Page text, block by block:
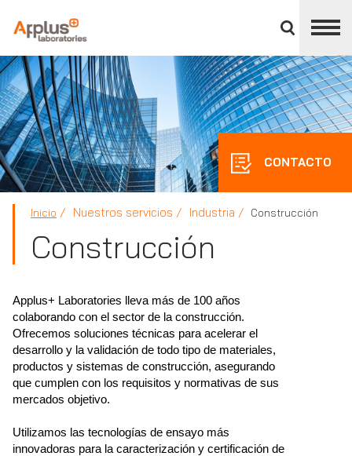
panel
APPLUS+
CONTACTO
Inicio Nuestros servicios Industria Construcción
Construcción
Applus+ Laboratories lleva más de 100 años
colaborando con el sector de la construcción.
Ofrecemos soluciones técnicas para acelerar el
desarrollo y la validación de todo tipo de materiales,
productos y sistemas de construcción, asegurando
que cumplen con los requisitos y normativas de sus
mercados objetivo.
Utilizamos las tecnologías de ensayo más
innovadoras para la caracterización y certificación de